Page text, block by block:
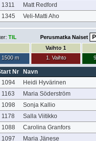
1311
Matt Redford
1345 Veli-Matti Aho
TIL
Perusmatka Naiset
1500 m
Vaihto 1
1. Vaihto
Nr
Navn
1094
Heidi Hyvärinen
1163
Maria Söderström
1098
Sonja Kallio
1178
Salla Viitikko
1088
Carolina Granfors
1097 Maria Jänese